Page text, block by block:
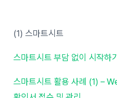
(1) 스마트시트
스마트시트 부담 없이 시작하기
스마트시트 활용 사례 (1) –